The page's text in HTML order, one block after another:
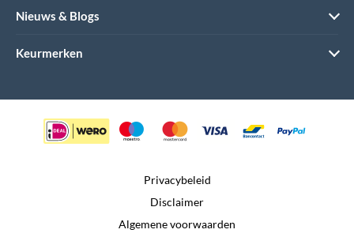
Nieuws & Blogs
Keurmerken
Privacybeleid
Disclaimer
Algemene voorwaarden